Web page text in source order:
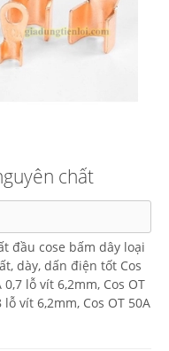
chất
đầu cose bấm dây loại
dày, dấn điện tốt Cos
0,7 lỗ vít 6,2mm, Cos OT
lỗ vít 6,2mm, Cos OT 50A